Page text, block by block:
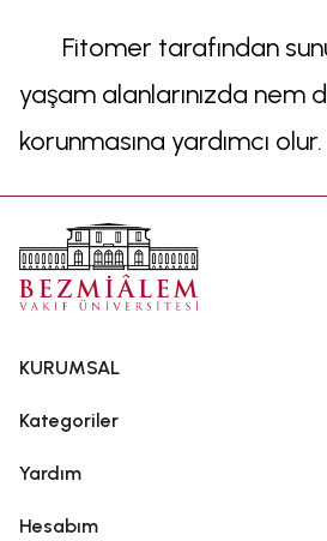
Fitomer tarafından
yaşam alanlarınızda nem
korunmasına yardımcı olur.
KURUMSAL
Kategoriler
Yardım
Hesabım